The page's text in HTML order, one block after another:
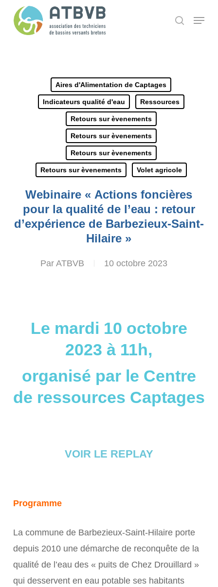
search
Menu
Aires d'Alimentation de Captages
Indicateurs qualité d'eau Ressources
Retours sur èvenements
Retours sur èvenements
Retours sur èvenements
Retours sur èvenements Volet agricole
Webinaire « Actions foncières
pour la qualité de l’eau : retour
d’expérience de Barbezieux-Saint-
Hilaire »
Par ATBVB 10 octobre 2023
Le mardi 10 octobre
2023 à 11h,
organisé par le Centre
de ressources Captages
VOIR LE REPLAY
Programme
La commune de Barbezieux-Saint-Hilaire porte
depuis 2010 une démarche de reconquête de la
qualité de l’eau des « puits de Chez Drouillard »
qui desservent en eau potable ses habitants
Panneau de gestion des cookies